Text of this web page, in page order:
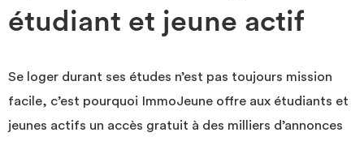
étudiant et jeune actif
Se loger durant ses études n’est pas toujours mission
facile, c’est pourquoi ImmoJeune offre aux étudiants et
jeunes actifs un accès gratuit à des milliers d’annonces